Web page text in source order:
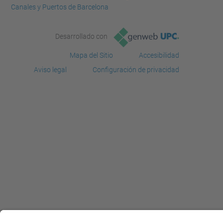
Canales y Puertos de Barcelona
Desarrollado con
Mapa del Sitio
Accesibilidad
Aviso legal
Configuración de privacidad